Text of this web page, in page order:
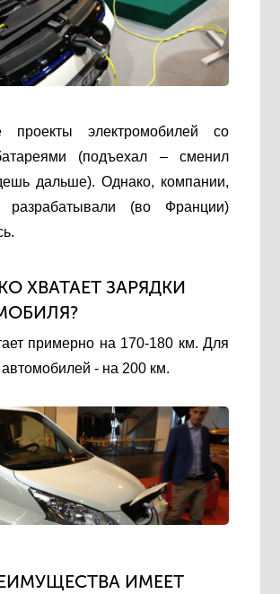
проекты электромобилей со
(подъехал – сменил
дальше). Однако, компании,
разрабатывали (во Франции)
ХВАТАЕТ ЗАРЯДКИ
примерно на 170-180 км. Для
автомобилей - на 200 км.
ИМЕЕТ